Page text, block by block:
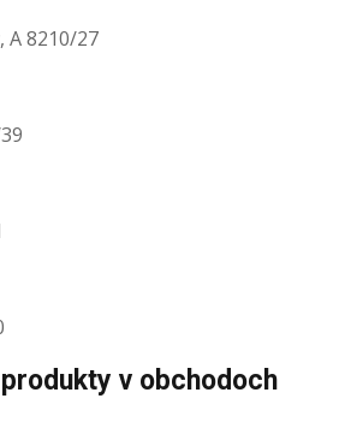
A 8210/27
v obchodoch